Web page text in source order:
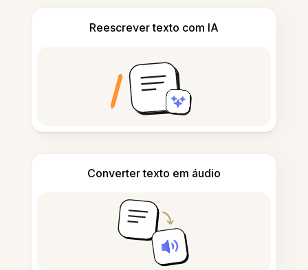
Reescrever texto com IA
Converter texto em áudio